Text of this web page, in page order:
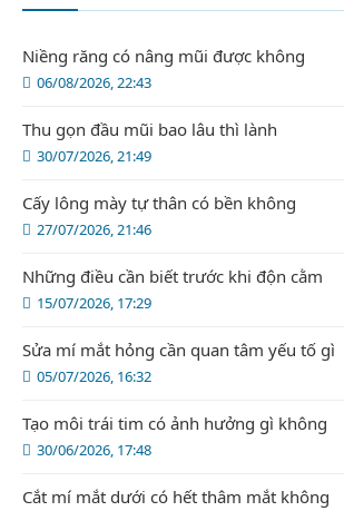
06/08/2026, 22:43
Niềng răng có nâng mũi được không
30/07/2026, 21:49
Thu gọn đầu mũi bao lâu thì lành
27/07/2026, 21:46
Cấy lông mày tự thân có bền không
15/07/2026, 17:29
Những điều cần biết trước khi độn cằm
05/07/2026, 16:32
Sửa mí mắt hỏng cần quan tâm yếu tố gì
30/06/2026, 17:48
Tạo môi trái tim có ảnh hưởng gì không
Cắt mí mắt dưới có hết thâm mắt không